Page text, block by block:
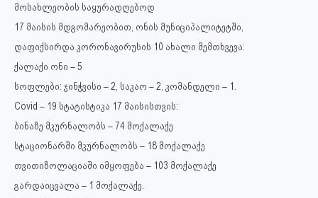
მოსახლეობის საყურადღებოდ
17 მაისის მდგომარეობით, ონის მუნიციპალიტეტში,
დაფიქსირდა კორონავირუსის 10 ახალი შემთხვევა:
ქალაქი ონი – 5
სოფლები: ჯინჭვისი – 2, საკაო – 2, კომანდელი – 1.
Covid – 19 სტატისტიკა 17 მაისისთვის:
ბინაზე მკურნალობს – 74 მოქალაქე
სტაციონარში მკურნალობს – 18 მოქალაქე
თვითიზოლაციაში იმყოფება – 103 მოქალაქე
გარდაიცვალა – 1 მოქალაქე.